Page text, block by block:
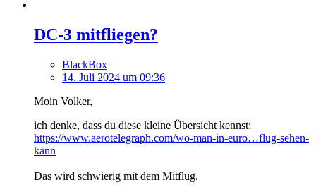
DC-3 mitfliegen?
BlackBox
14. Juli 2024 um 09:36
Moin Volker,
ich denke, dass du diese kleine Übersicht kennst:
https://www.aerotelegraph.com/wo-man-in-euro…flug-sehen-
kann
Das wird schwierig mit dem Mitflug.